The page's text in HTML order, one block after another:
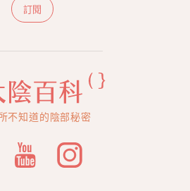
訂閱
不知道的陰部秘密